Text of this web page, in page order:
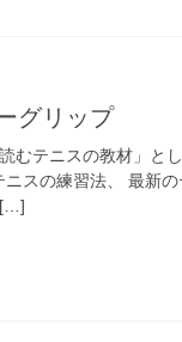
グリップ
むテニスの教材」と
スの練習法、 最新
[…]